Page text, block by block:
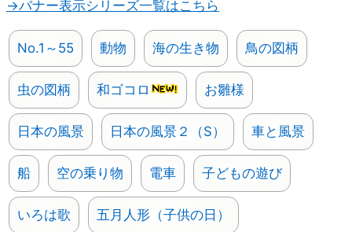
→バナー表示シリーズ一覧はこちら
No.1～55 動物 海の生き物 鳥の図柄
虫の図柄 和ゴコロ お雛様
日本の風景 日本の風景２（S） 車と風景
船 空の乗り物 電車 子どもの遊び
いろは歌 五月人形（子供の日）